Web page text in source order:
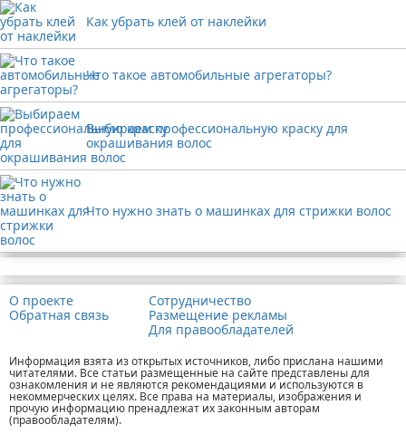
Как убрать клей от наклейки
Что такое автомобильные агрегаторы?
Выбираем профессиональную краску для
окрашивания волос
Что нужно знать о машинках для стрижки волос
О проекте
Обратная связь
Сотрудничество
Размещение рекламы
Для правообладателей
Информация взята из открытых источников, либо прислана нашими
читателями. Все статьи размещенные на сайте представлены для
ознакомления и не являются рекомендациями и используются в
некоммерческих целях. Все права на материалы, изображения и
прочую информацию пренадлежат их законным авторам
(правообладателям).